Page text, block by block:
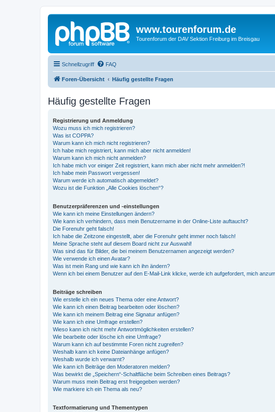
www.tourenforum.de
Tourenforum der DAV Sektion Freiburg im Breisgau
Schnellzugriff FAQ
Foren-Übersicht Häufig gestellte Fragen
Häufig gestellte Fragen
Registrierung und Anmeldung
Wozu muss ich mich registrieren?
Was ist COPPA?
Warum kann ich mich nicht registrieren?
Ich habe mich registriert, kann mich aber nicht anmelden!
Warum kann ich mich nicht anmelden?
Ich habe mich vor einiger Zeit registriert, kann mich aber nicht mehr anmelden?!
Ich habe mein Passwort vergessen!
Warum werde ich automatisch abgemeldet?
Wozu ist die Funktion „Alle Cookies löschen“?
Benutzerpräferenzen und -einstellungen
Wie kann ich meine Einstellungen ändern?
Wie kann ich verhindern, dass mein Benutzername in der Online-Liste auftaucht?
Die Forenuhr geht falsch!
Ich habe die Zeitzone eingestellt, aber die Forenuhr geht immer noch falsch!
Meine Sprache steht auf diesem Board nicht zur Auswahl!
Was sind das für Bilder, die bei meinem Benutzernamen angezeigt werden?
Wie verwende ich einen Avatar?
Was ist mein Rang und wie kann ich ihn ändern?
Wenn ich bei einem Benutzer auf den E-Mail-Link klicke, werde ich aufgefordert, mich
Beiträge schreiben
Wie erstelle ich ein neues Thema oder eine Antwort?
Wie kann ich einen Beitrag bearbeiten oder löschen?
Wie kann ich meinem Beitrag eine Signatur anfügen?
Wie kann ich eine Umfrage erstellen?
Wieso kann ich nicht mehr Antwortmöglichkeiten erstellen?
Wie bearbeite oder lösche ich eine Umfrage?
Warum kann ich auf bestimmte Foren nicht zugreifen?
Weshalb kann ich keine Dateianhänge anfügen?
Weshalb wurde ich verwarnt?
Wie kann ich Beiträge den Moderatoren melden?
Was bewirkt die „Speichern“-Schaltfläche beim Schreiben eines Beitrags?
Warum muss mein Beitrag erst freigegeben werden?
Wie markiere ich ein Thema als neu?
Textformatierung und Thementypen